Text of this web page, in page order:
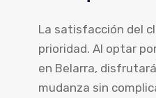
La satisfacción del
prioridad. Al optar
en Belarra,
mudanza sin